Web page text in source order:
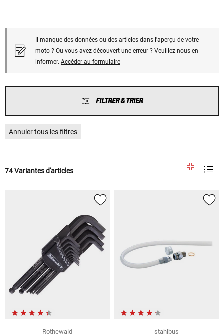
Il manque des données ou des articles dans l'aperçu de votre
moto ? Ou vous avez découvert une erreur ? Veuillez nous en
informer. Accéder au formulaire
FILTRER & TRIER
Annuler tous les filtres
74 Variantes d'articles
Rothewald
stahlbus